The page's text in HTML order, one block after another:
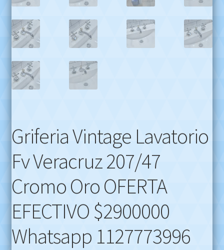
Griferia Vintage Lavatorio
Fv Veracruz 207/47
Cromo Oro OFERTA
EFECTIVO $2900000
Whatsapp 1127773996